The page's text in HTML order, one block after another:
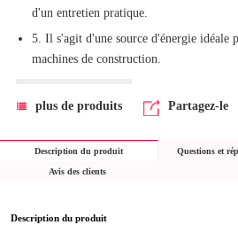
d'un entretien pratique.
5. Il s'agit d'une source d'énergie idéale
machines de construction.
plus de produits Partagez-le
Description du produit Questions et
Avis des clients
Description du produit